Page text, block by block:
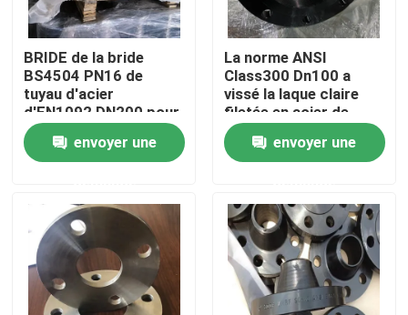
Bride de tuyau d'acier
Bride de tuyau DIN
Bride de tuyau de norme ANSI
Bride des BS 4504
Bride d'en 1092
BRIDE de la bride
BS4504 PN16 de
tuyau d'acier
d'EN1092 DN200 pour
Industy pétrochimique
envoyer une
La norme ANSI
Class300 Dn100 a
vissé la laque claire
filetée en acier de
bride
envoyer une